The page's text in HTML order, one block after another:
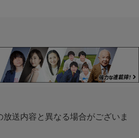
送内容と異なる場合がございま